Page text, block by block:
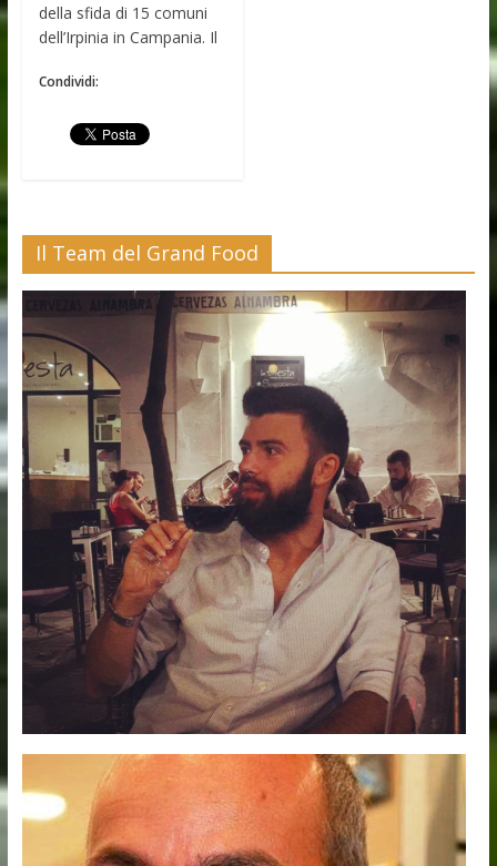
della sfida di 15 comuni
dell’Irpinia in Campania. Il
Condividi:
Il Team del Grand Food